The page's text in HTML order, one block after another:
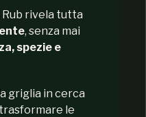
Rub rivela tutta
, senza mai
spezie e
griglia in cerca
le